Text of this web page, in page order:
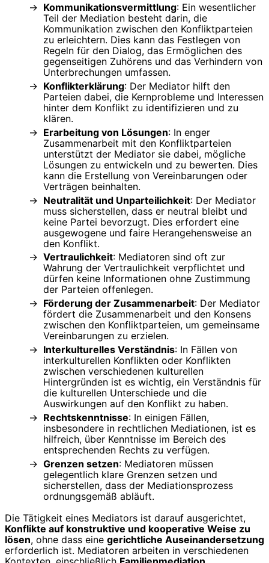
Kommunikationsvermittlung: Ein wesentlicher
Teil der Mediation besteht darin, die
Kommunikation zwischen den Konfliktparteien
zu erleichtern. Dies kann das Festlegen von
Regeln für den Dialog, das Ermöglichen des
gegenseitigen Zuhörens und das Verhindern von
Unterbrechungen umfassen.
Konflikterklärung: Der Mediator hilft den
Parteien dabei, die Kernprobleme und Interessen
hinter dem Konflikt zu identifizieren und zu
klären.
Erarbeitung von Lösungen: In enger
Zusammenarbeit mit den Konfliktparteien
unterstützt der Mediator sie dabei, mögliche
Lösungen zu entwickeln und zu bewerten. Dies
kann die Erstellung von Vereinbarungen oder
Verträgen beinhalten.
Neutralität und Unparteilichkeit: Der Mediator
muss sicherstellen, dass er neutral bleibt und
keine Partei bevorzugt. Dies erfordert eine
ausgewogene und faire Herangehensweise an
den Konflikt.
Vertraulichkeit: Mediatoren sind oft zur
Wahrung der Vertraulichkeit verpflichtet und
dürfen keine Informationen ohne Zustimmung
der Parteien offenlegen.
Förderung der Zusammenarbeit: Der Mediator
fördert die Zusammenarbeit und den Konsens
zwischen den Konfliktparteien, um gemeinsame
Vereinbarungen zu erzielen.
Interkulturelles Verständnis: In Fällen von
interkulturellen Konflikten oder Konflikten
zwischen verschiedenen kulturellen
Hintergründen ist es wichtig, ein Verständnis für
die kulturellen Unterschiede und die
Auswirkungen auf den Konflikt zu haben.
Rechtskenntnisse: In einigen Fällen,
insbesondere in rechtlichen Mediationen, ist es
hilfreich, über Kenntnisse im Bereich des
entsprechenden Rechts zu verfügen.
Grenzen setzen: Mediatoren müssen
gelegentlich klare Grenzen setzen und
sicherstellen, dass der Mediationsprozess
ordnungsgemäß abläuft.
Die Tätigkeit eines Mediators ist darauf ausgerichtet,
Konflikte auf konstruktive und kooperative Weise zu
lösen, ohne dass eine gerichtliche Auseinandersetzung
erforderlich ist. Mediatoren arbeiten in verschiedenen